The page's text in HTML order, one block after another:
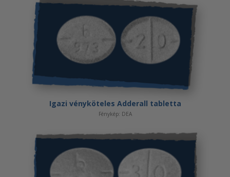
Igazi vényköteles Adderall tabletta
Fénykép: DEA